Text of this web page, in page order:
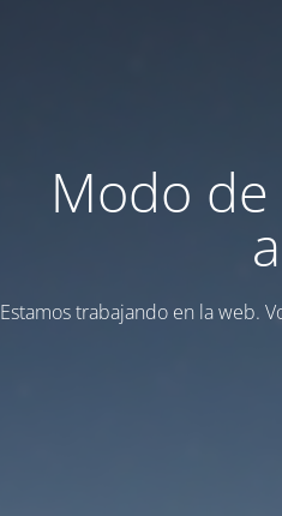
Modo
Estamos trabajando en la web.